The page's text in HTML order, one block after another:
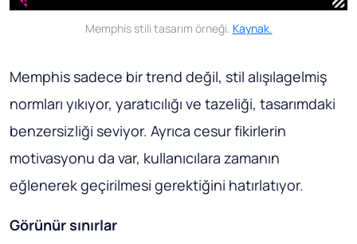
Memphis stili tasarım örneği. Kaynak.
Memphis sadece bir trend değil, stil alışılagelmiş
normları yıkıyor, yaratıcılığı ve tazeliği, tasarımdaki
benzersizliği seviyor. Ayrıca cesur fikirlerin
motivasyonu da var, kullanıcılara zamanın
eğlenerek geçirilmesi gerektiğini hatırlatıyor.
Görünür sınırlar